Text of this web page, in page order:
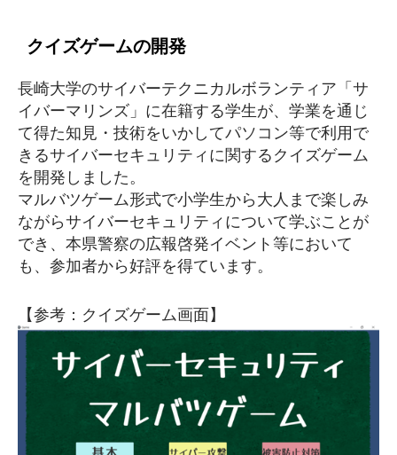
クイズゲームの開発
長崎大学のサイバーテクニカルボランティア「サ
イバーマリンズ」に在籍する学生が、学業を通じ
て得た知見・技術をいかしてパソコン等で利用で
きるサイバーセキュリティに関するクイズゲーム
を開発しました。
マルバツゲーム形式で小学生から大人まで楽しみ
ながらサイバーセキュリティについて学ぶことが
でき、本県警察の広報啓発イベント等において
も、参加者から好評を得ています。
【参考：クイズゲーム画面】